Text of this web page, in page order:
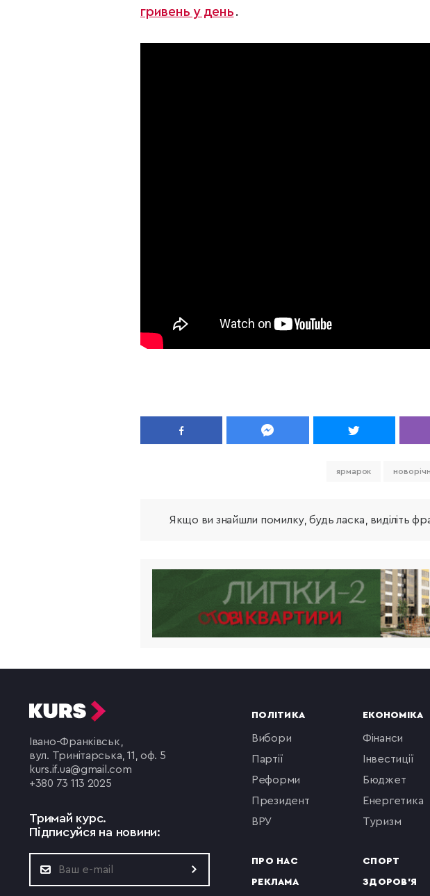
гривень у день .
ярмарок
Якщо ви знайшли помилку, будь ласка, виділіть
Івано-Франківськ,
вул. Тринітарська, 11, оф. 5
kurs.if.ua@gmail.com
+380 73 113 2025
Тримай курс.
Підписуйся на новини:
ПОЛІТИКА
вибори
партії
реформи
президент
ВРУ
ПРО НАС
РЕКЛАМА
ЕКОНОМІКА
фінанси
інвестиції
бюджет
енергетика
туризм
СПОРТ
ЗДОРОВ'Я